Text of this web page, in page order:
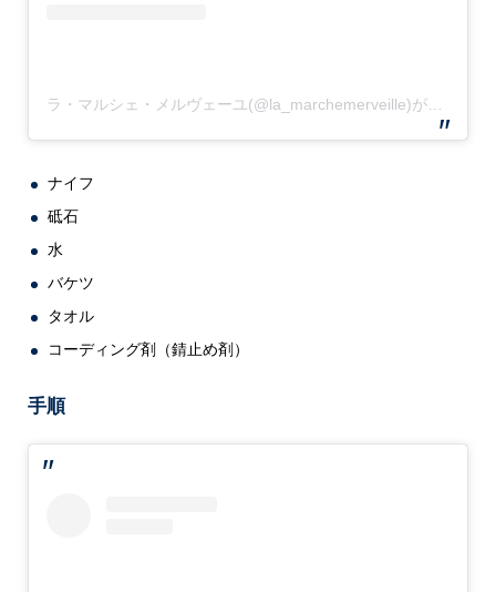
ラ・マルシェ・メルヴェーユ(@la_marchemerveille)がシェアした投稿
ナイフ
砥石
水
バケツ
タオル
コーディング剤（錆止め剤）
手順